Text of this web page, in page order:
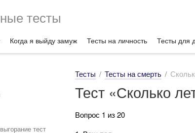
тесты
Когда я выйду замуж Тесты на личность Тесты для
тест
Тесты Тесты на смерть
Тест «Сколько
Вопрос 1 из 20